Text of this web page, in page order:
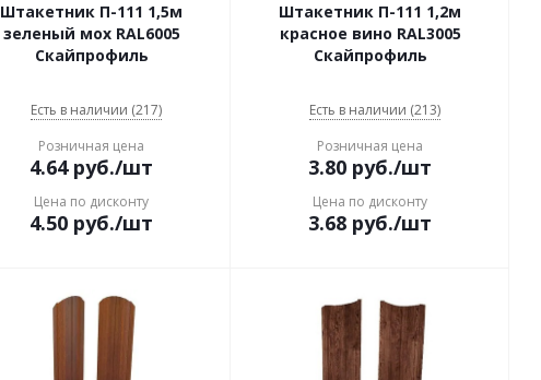
Штакетник П-111 1,5м
зеленый мох RAL6005
Скайпрофиль
Есть в наличии (217)
Розничная цена
4.64руб./шт
Цена по дисконту
4.50 руб./шт
Штакетник П-111 1,2м
красное вино RAL3005
Скайпрофиль
Есть в наличии (213)
Розничная цена
3.80 руб./шт
Цена по дисконту
3.68 руб./шт